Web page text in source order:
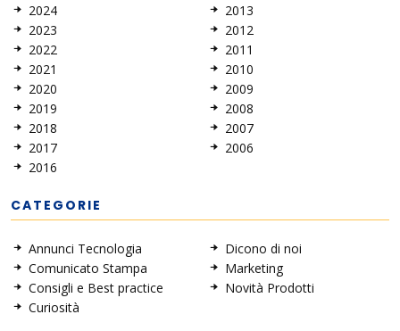
2024
2023
2022
2021
2020
2019
2018
2017
2016
2013
2012
2011
2010
2009
2008
2007
2006
CATEGORIE
Annunci Tecnologia
Comunicato Stampa
Consigli e Best practice
Curiosità
Dicono di noi
Marketing
Novità Prodotti